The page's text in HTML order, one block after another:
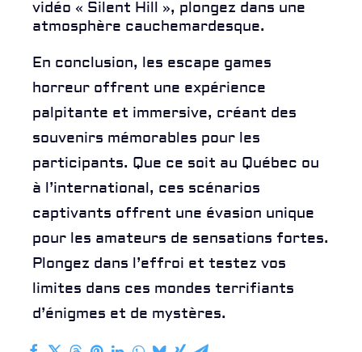
vidéo « Silent Hill », plongez dans une
atmosphère cauchemardesque.
En conclusion, les escape games
horreur offrent une expérience
palpitante et immersive, créant des
souvenirs mémorables pour les
participants. Que ce soit au Québec ou
à l’international, ces scénarios
captivants offrent une évasion unique
pour les amateurs de sensations fortes.
Plongez dans l’effroi et testez vos
limites dans ces mondes terrifiants
d’énigmes et de mystères.